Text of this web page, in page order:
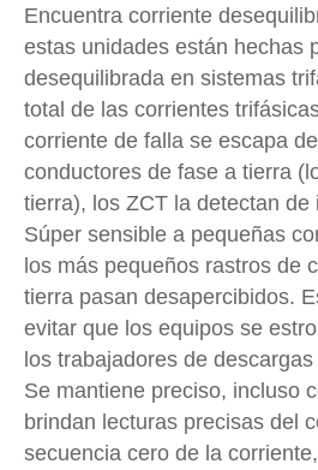
Encuentra corriente
estas unidades están hechas
desequilibrada en sistemas
total de las corrientes
corriente de falla se escapa
conductores de fase a tierra
tierra), los ZCT la detectan de
Súper sensible a pequeñas
los más pequeños rastros de
tierra pasan desapercibidos.
evitar que los equipos se
los trabajadores de
Se mantiene preciso, incluso
brindan lecturas precisas del
secuencia cero de la